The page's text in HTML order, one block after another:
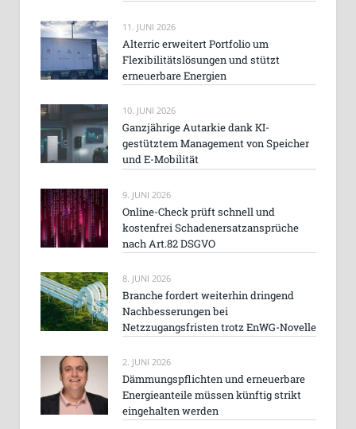
11. JUNI 2026
Alterric erweitert Portfolio um
Flexibilitätslösungen und stützt
erneuerbare Energien
10. JUNI 2026
Ganzjährige Autarkie dank KI-
gestütztem Management von Speicher
und E-Mobilität
9. JUNI 2026
Online-Check prüft schnell und
kostenfrei Schadenersatzansprüche
nach Art.82 DSGVO
8. JUNI 2026
Branche fordert weiterhin dringend
Nachbesserungen bei
Netzzugangsfristen trotz EnWG-Novelle
2. JUNI 2026
Dämmungspflichten und erneuerbare
Energieanteile müssen künftig strikt
eingehalten werden